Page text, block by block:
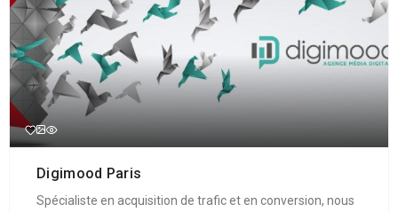
Digimood Paris
Spécialiste en acquisition de trafic et en conversion, nous